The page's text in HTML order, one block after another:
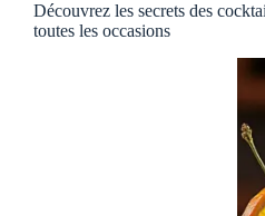
Découvrez les secrets des
toutes les occasions